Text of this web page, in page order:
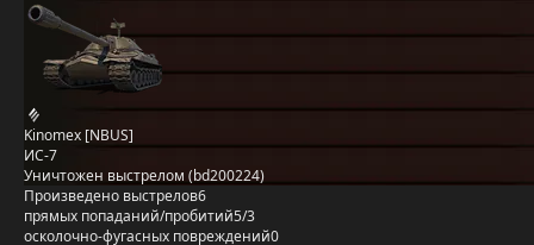
Kinomex [NBUS]
ИС-7
Уничтожен выстрелом (bd200224)
Произведено выстрелов6
прямых попаданий/пробитий5/3
осколочно-фугасных повреждений0